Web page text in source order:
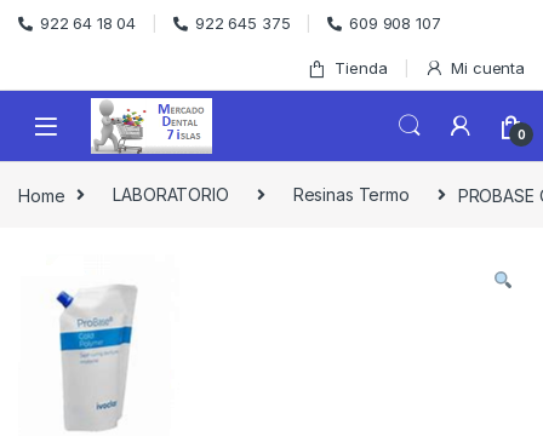
Skip to navigation
Skip to content
922 64 18 04 922 645 375 609 908 107
Tienda Mi cuenta
0
Home LABORATORIO Resinas Termo PROBASE